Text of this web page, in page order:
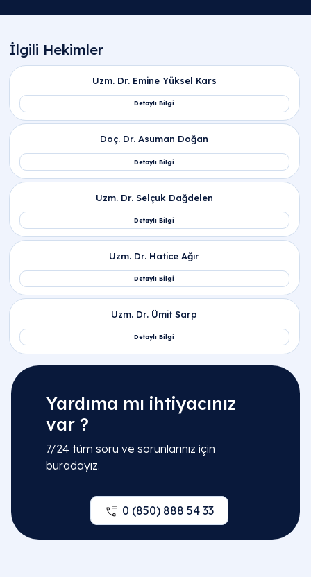
Yardıma mı ihtiyacınız
var ?
7/24 tüm soru ve sorunlarınız için
buradayız.
0 (850) 888 54 33